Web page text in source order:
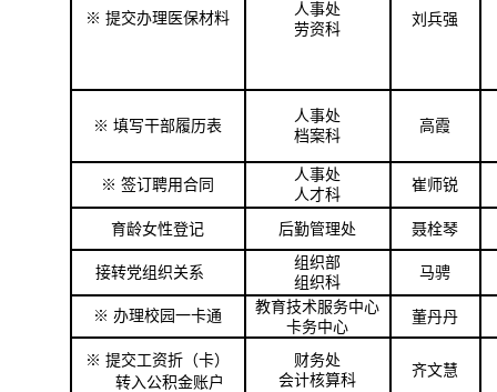
※ 提交办理医保材料
人事处
劳资科
刘兵强
※ 填写干部履历表
人事处
档案科
高霞
※ 签订聘用合同
人事处
人才科
崔师锐
育龄女性登记 后勤管理处 聂栓琴
接转党组织关系
组织部
组织科
马骋
※ 办理校园一卡通
教育技术服务中心
卡务中心
董丹丹
※ 提交工资折（卡）
转入公积金账户
财务处
会计核算科
齐文慧